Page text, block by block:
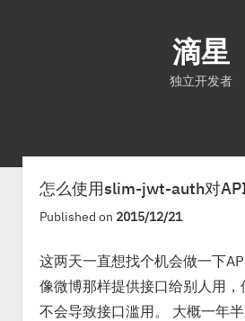
滴星
独立开发者
文章
关于
怎么使用slim-jwt-auth对
Published on 2015/12/21
这两天一直想找个机会做一下
像微博那样提供接口给别人用
不会导致接口滥用。 大概一年